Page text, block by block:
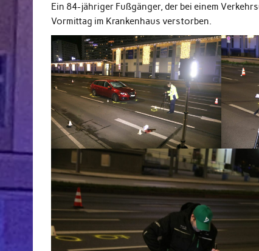
Ein 84-jähriger Fußgänger, der bei einem
Vormittag im Krankenhaus verstorben.